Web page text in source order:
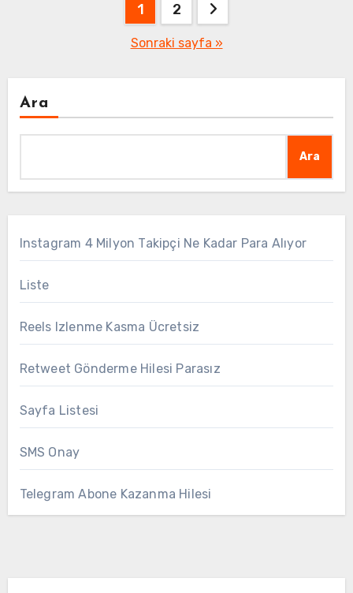
sayfalaması
1 2
Sonraki sayfa »
Ara
Ara
Instagram 4 Milyon Takipçi Ne Kadar Para Alıyor
Liste
Reels Izlenme Kasma Ücretsiz
Retweet Gönderme Hilesi Parasız
Sayfa Listesi
SMS Onay
Telegram Abone Kazanma Hilesi